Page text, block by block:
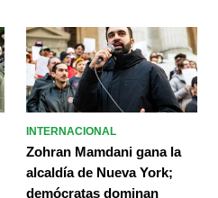
INTERNACIONAL
Zohran Mamdani gana la
alcaldía de Nueva York;
demócratas dominan